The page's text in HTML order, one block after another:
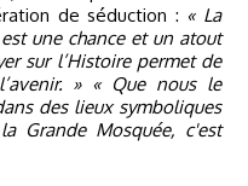
de séduction : « La
une chance et un atout
sur l’Histoire permet de
» « Que nous le
des lieux symboliques
Grande Mosquée, c'est